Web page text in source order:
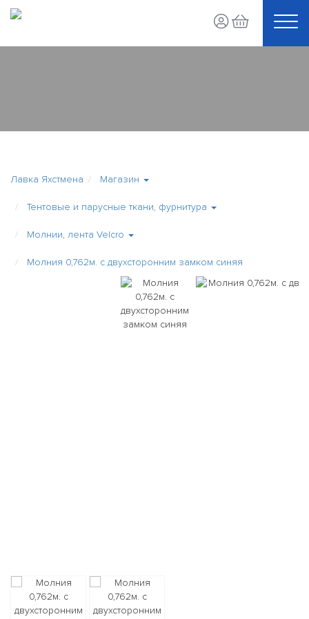
Лавка Яхстмена Магазин
Тентовые и парусные ткани, фурнитура
Молнии, лента Velcro
Молния 0,762м. с двухсторонним замком синяя